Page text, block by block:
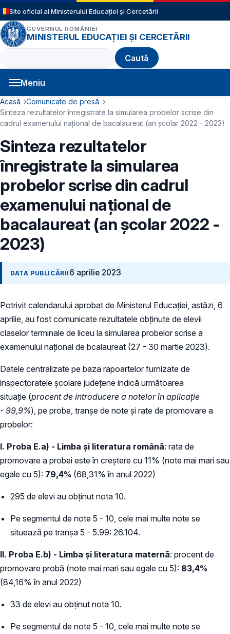
Sari la conținutul principal
Site oficial al Ministerului Educației și Cercetării
GUVERNUL ROMÂNIEI
MINISTERUL EDUCAȚIEI ȘI CERCETĂRII
Caută
Meniu
Navigație principală
Cale de navigare
Acasă
Comunicate de presă
Sinteza rezultatelor înregistrate la simularea probelor scrise din
cadrul examenului național de bacalaureat (an școlar 2022 - 2023)
Sinteza rezultatelor
înregistrate la simularea
probelor scrise din cadrul
examenului național de
bacalaureat (an școlar 2022 -
2023)
DATA PUBLICĂRII 6 aprilie 2023
Potrivit calendarului aprobat de Ministerul Educației, astăzi, 6
aprilie, au fost comunicate rezultatele obținute de elevii
claselor terminale de liceu la simularea probelor scrise a
examenului național de bcalaureat (27 - 30 martie 2023).
Datele centralizate pe baza rapoartelor furnizate de
inspectoratele școlare județene indică următoarea
situație (procent de introducere a notelor în aplicație
- 99,9%), pe probe, tranșe de note și rate de promovare a
probelor:
I. Proba E.a) - Limba și literatura română: rata de
promovare a probei este în creștere cu 11% (note mai mari sau
egale cu 5): 79,4% (68,31% în anul 2022)
295 de elevi au obținut nota 10.
Pe segmentul de note 5 - 10, cele mai multe note se
situează pe tranșa 5 - 5.99: 26.104.
II. Proba E.b) - Limba și literatura maternă: procent de
promovare probă (note mai mari sau egale cu 5): 83,4%
(84,16% în anul 2022)
33 de elevi au obținut nota 10.
Pe segmentul de note 5 - 10, cele mai multe note se